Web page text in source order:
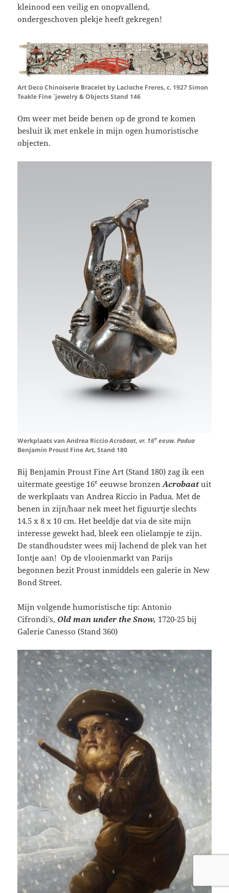
kleinood een veilig en onopvallend,
ondergeschoven plekje heeft gekregen!
Art Deco Chinoiserie Bracelet by Lacloche Freres, c. 1927 Simon
Teakle Fine `jewelry & Objects Stand 146
Om weer met beide benen op de grond te komen
besluit ik met enkele in mijn ogen humoristische
objecten.
Werkplaats van Andrea RiccioAcrobaat, vr. 16e eeuw. Padua
Benjamin Proust Fine Art, Stand 180
Bij Benjamin Proust Fine Art (Stand 180) zag ik een
uitermate geestige 16e eeuwse bronzenAcrobaat uit
de werkplaats van Andrea Riccio in Padua. Met de
benen in zijn/haar nek meet het figuurtje slechts
14.5 x 8 x 10 cm. Het beeldje dat via de site mijn
interesse gewekt had, bleek een olielampje te zijn.
De standhoudster wees mij lachend de plek van het
lontje aan! Op de vlooienmarkt van Parijs
begonnen bezit Proust inmiddels een galerie in New
Bond Street.
Mijn volgende humoristische tip: Antonio
Cifrondi’s, Old man under the Snow, 1720-25 bij
Galerie Canesso (Stand 360)